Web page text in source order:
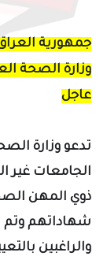
جمهورية
وزارة الصحة
عاجل
تدعو وزارة
الجامعات غير
ذوي المهن
شهاداتهم وتم
والراغبين